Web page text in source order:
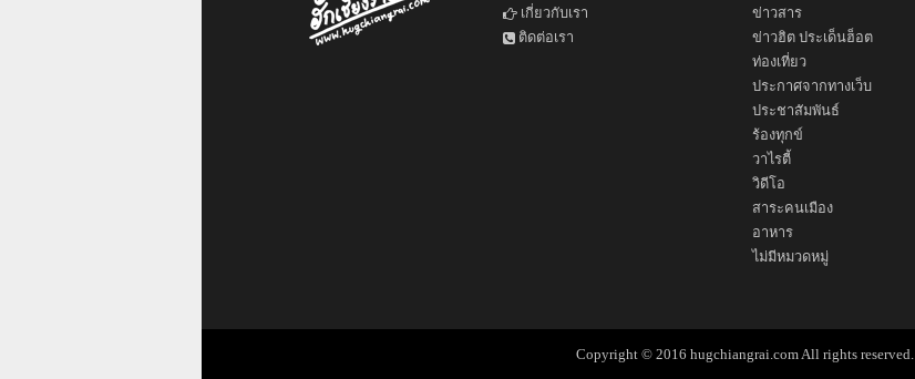
เกี่ยวกับเรา
ติดต่อเรา
ข่าวสาร
ข่าวฮิต ประเด็นฮ็อต
ท่องเที่ยว
ประกาศจากทางเว็บ
ประชาสัมพันธ์
ร้องทุกข์
วาไรตี้
วิดีโอ
สาระคนเมือง
อาหาร
ไม่มีหมวดหมู่
Copyright © 2016 hugchiangrai.com All rights reserved.